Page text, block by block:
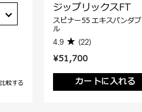
比較する
¥51,700
カートに入れる
ジップリックスFT
スピナー55 エキスパンダブ
ル
4.9 (22)